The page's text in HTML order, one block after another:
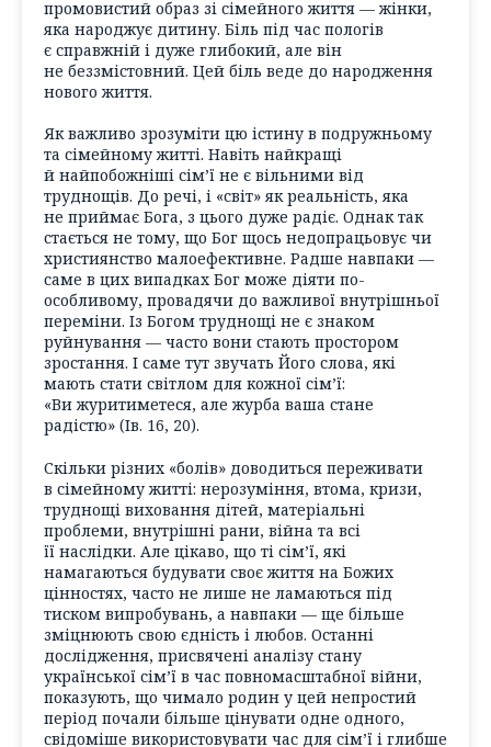
промовистий образ зі сімейного життя — жінки,
яка народжує дитину. Біль під час пологів
є справжній і дуже глибокий, але він
не беззмістовний. Цей біль веде до народження
нового життя.
Як важливо зрозуміти цю істину в подружньому
та сімейному житті. Навіть найкращі
й найпобожніші сім’ї не є вільними від
труднощів. До речі, і «світ» як реальність, яка
не приймає Бога, з цього дуже радіє. Однак так
стається не тому, що Бог щось недопрацьовує чи
християнство малоефективне. Радше навпаки —
саме в цих випадках Бог може діяти по-
особливому, провадячи до важливої внутрішньої
переміни. Із Богом труднощі не є знаком
руйнування — часто вони стають простором
зростання. І саме тут звучать Його слова, які
мають стати світлом для кожної сім’ї:
«Ви журитиметеся, але журба ваша стане
радістю» (Ів. 16, 20).
Скільки різних «болів» доводиться переживати
в сімейному житті: нерозуміння, втома, кризи,
труднощі виховання дітей, матеріальні
проблеми, внутрішні рани, війна та всі
її наслідки. Але цікаво, що ті сім’ї, які
намагаються будувати своє життя на Божих
цінностях, часто не лише не ламаються під
тиском випробувань, а навпаки — ще більше
зміцнюють свою єдність і любов. Останні
дослідження, присвячені аналізу стану
української сім’ї в час повномасштабної війни,
показують, що чимало родин у цей непростий
період почали більше цінувати одне одного,
свідоміше використовувати час для сім’ї і глибше